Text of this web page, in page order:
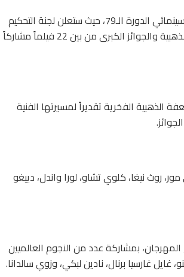
تتجه أنظار عشاق السينما مساء السبت إلى حفل اختتام مهرجان كان السينمائي الدورة الـ79، حيث ستعلن لجنة التحكيم
برئاسة المخرج الكوري الجنوبي بارك تشان ووك عن الفائزين بالسعفة الذهبية والجوائز الكبرى من بين 22 فيلماً مشاركاً
الذهبية الفخرية تقديراً لمسيرتها الفنية
روث نيغا، كلوي تشاو، لورا واندل، دييغو
بمشاركة عدد من النجوم العالميين
غايل غارسيا برنال، نادين لبكي، وزوي سالدانا.